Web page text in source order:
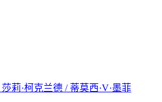
莉·柯克兰德 / 蒂莫西·V·墨菲